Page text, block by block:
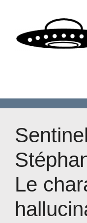
contenu
Le